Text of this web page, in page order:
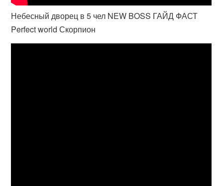
Небесный дворец в 5 чел NEW BOSS ГАЙД ФАСТ
Perfect world Скорпион